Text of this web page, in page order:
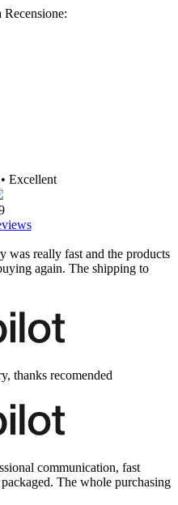
Recensione:
• Excellent
was really fast and the products
again. The shipping to
thanks recomended
communication, fast
The whole purchasing